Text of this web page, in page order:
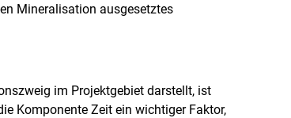
Mineralisation ausgesetztes
im Projektgebiet darstellt, ist
Komponente Zeit ein wichtiger Faktor,